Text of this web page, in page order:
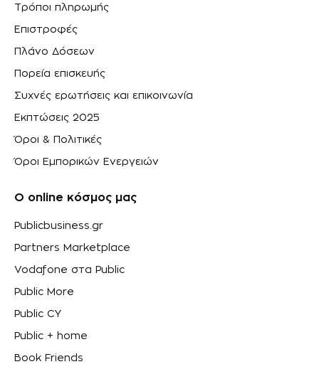
Τρόποι πληρωμής
Επιστροφές
Πλάνο Δόσεων
Πορεία επισκευής
Συχνές ερωτήσεις και επικοινωνία
Εκπτώσεις 2025
Όροι & Πολιτικές
Όροι Εμπορικών Ενεργειών
Ο online κόσμος μας
Publicbusiness.gr
Partners Marketplace
Vodafone στα Public
Public More
Public CY
Public + home
Book Friends